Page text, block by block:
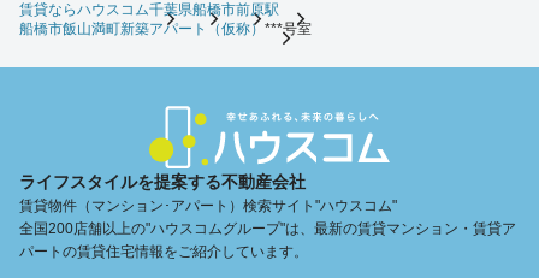
賃貸ならハウスコム千葉県船橋市前原駅
船橋市飯山満町新築アパート（仮称） ***号室
ライフスタイルを提案する不動産会社
賃貸物件（マンション･アパート）検索サイト"ハウスコム"
全国200店舗以上の"ハウスコムグループ"は、最新の賃貸マンション・賃貸ア
パートの賃貸住宅情報をご紹介しています。